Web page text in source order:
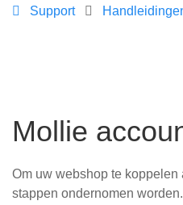
Support
Mollie
Om uw webshop te
stappen ondernomen